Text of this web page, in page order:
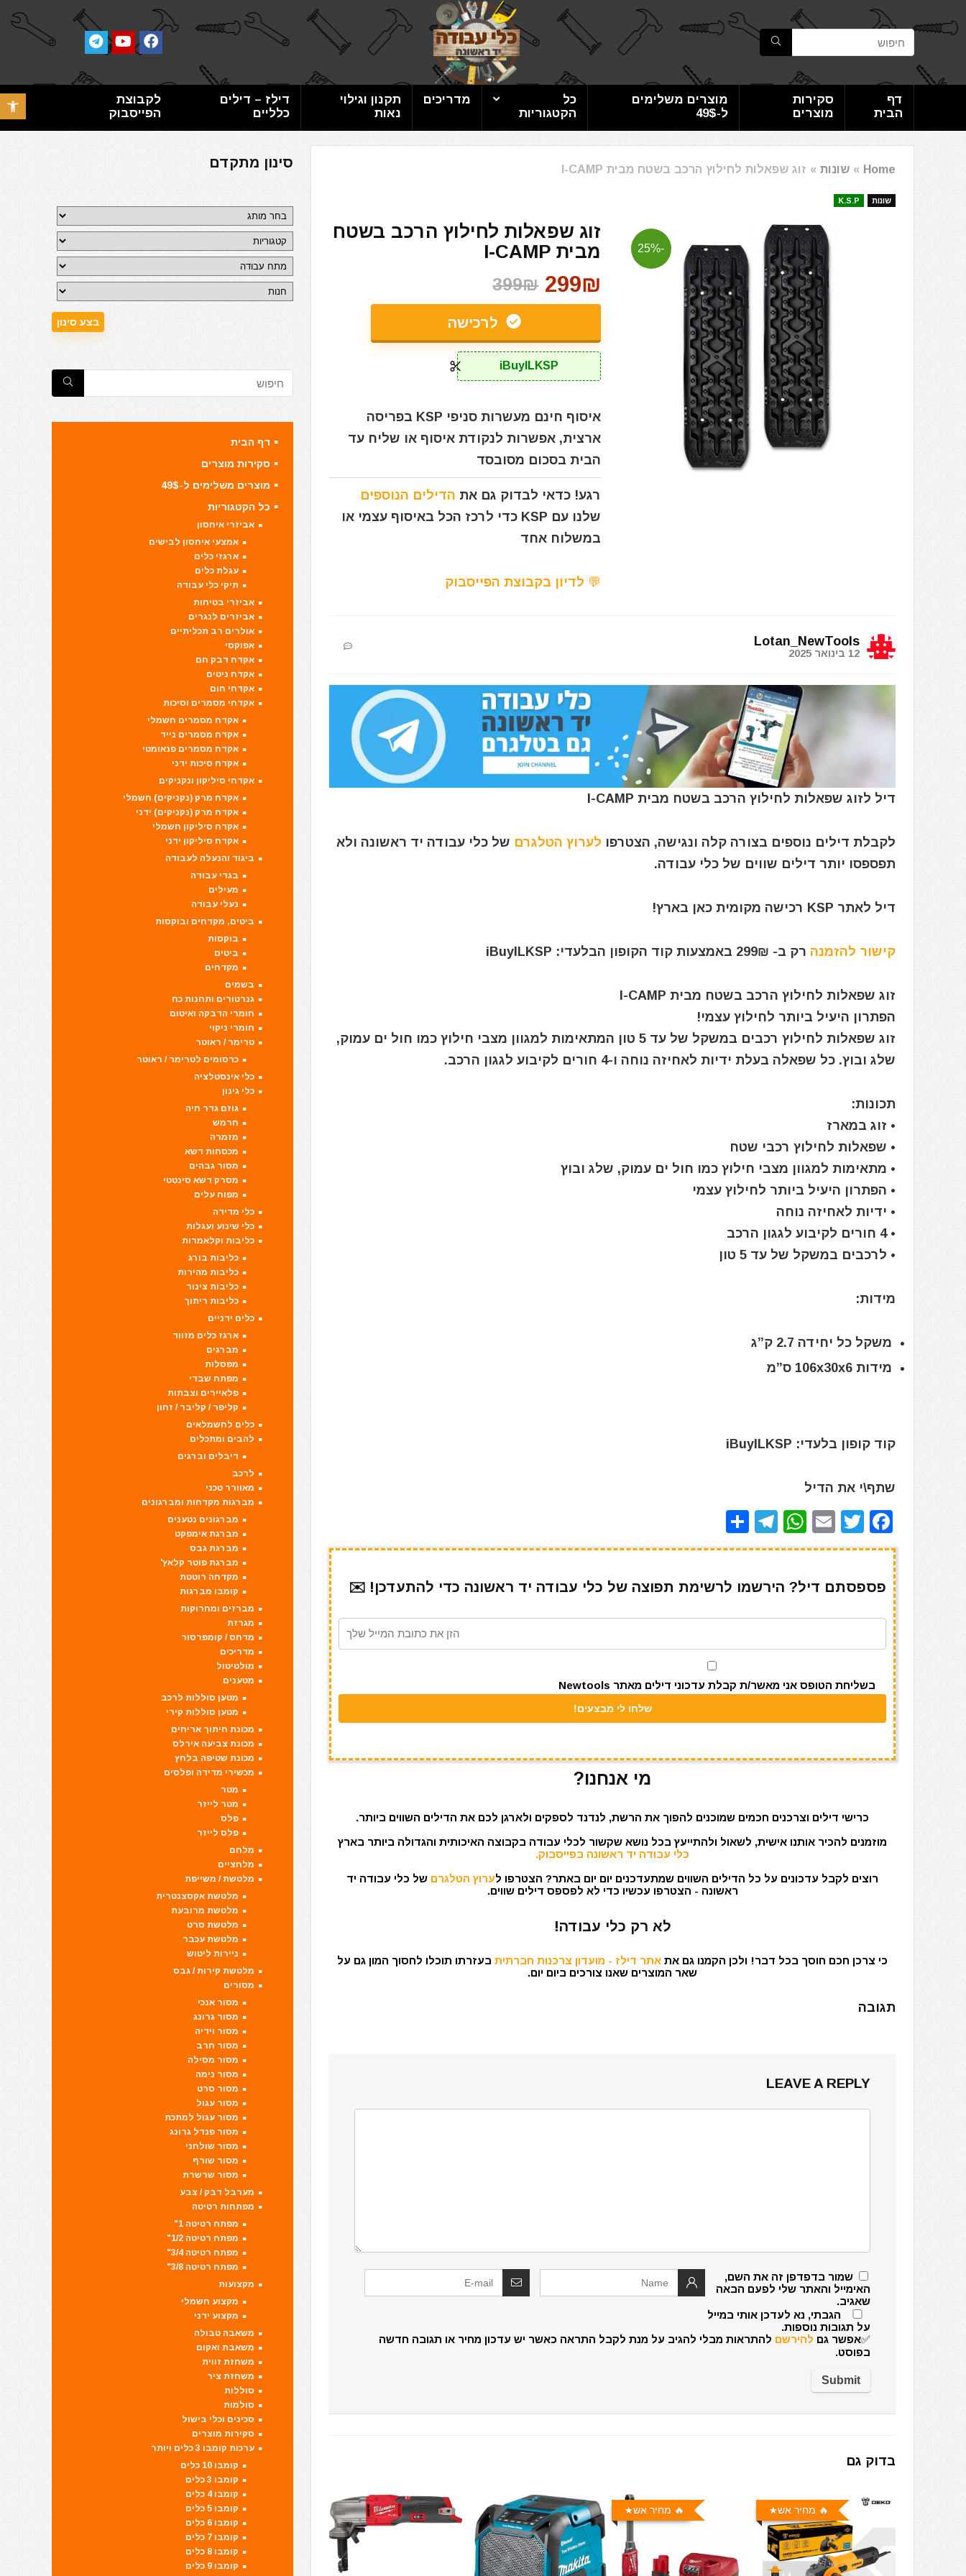
פתח
דף
הבית
סקירות
מוצרים
מוצרים משלימים
ל-49$
כל
הקטגוריות
מדריכים
תקנון וגילוי
נאות
דילז – דילים
כלליים
לקבוצת
הפייסבוק
Home
» שונות » זוג שפאלות לחילוץ הרכב בשטח מבית I-CAMP
שונות K.S.P
-25%
זוג שפאלות לחילוץ הרכב בשטח
מבית I-CAMP
299₪
399₪
לרכישה
iBuyILKSP
איסוף חינם מעשרות סניפי KSP בפריסה
ארצית, אפשרות לנקודת איסוף או שליח עד
הבית בסכום מסובסד
רגע! כדאי לבדוק גם את הדילים הנוספים
שלנו עם KSP כדי לרכז הכל באיסוף עצמי או
במשלוח אחד
💬 לדיון בקבוצת הפייסבוק
Lotan_NewTools
12 בינואר 2025
דיל לזוג שפאלות לחילוץ הרכב בשטח מבית I-CAMP
לקבלת דילים נוספים בצורה קלה ונגישה, הצטרפו לערוץ הטלגרם של כלי עבודה יד ראשונה ולא
תפספסו יותר דילים שווים של כלי עבודה.
דיל לאתר KSP רכישה מקומית כאן בארץ!
קישור להזמנה רק ב- 299₪ באמצעות קוד הקופון הבלעדי: iBuyILKSP
זוג שפאלות לחילוץ הרכב בשטח מבית I-CAMP
הפתרון היעיל ביותר לחילוץ עצמי!
זוג שפאלות לחילוץ רכבים במשקל של עד 5 טון המתאימות למגוון מצבי חילוץ כמו חול ים עמוק,
שלג ובוץ. כל שפאלה בעלת ידיות לאחיזה נוחה ו-4 חורים לקיבוע לגגון הרכב.
תכונות:
• זוג במארז
• שפאלות לחילוץ רכבי שטח
• מתאימות למגוון מצבי חילוץ כמו חול ים עמוק, שלג ובוץ
• הפתרון היעיל ביותר לחילוץ עצמי
• ידיות לאחיזה נוחה
• 4 חורים לקיבוע לגגון הרכב
• לרכבים במשקל של עד 5 טון
מידות:
משקל כל יחידה 2.7 ק”ג
מידות 106x30x6 ס”מ
קוד קופון בלעדי: iBuyILKSP
שתף\י את הדיל
F
a
e
b
k
T
w
te
r
E
m
l
W
h
s
A
T
el
gr
a
h
e
פספסתם דיל? הירשמו לרשימת תפוצה של כלי עבודה יד ראשונה כדי להתעדכן! ✉️
בשליחת הטופס אני מאשר/ת קבלת עדכוני דילים מאתר Newtools
מי אנחנו?
כרישי דילים וצרכנים חכמים שמוכנים להפוך את הרשת, לנדנד לספקים ולארגן לכם את הדילים השווים ביותר.
מוזמנים להכיר אותנו אישית, לשאול ולהתייעץ בכל נושא שקשור לכלי עבודה בקבוצה האיכותית והגדולה ביותר בארץ
כלי עבודה יד ראשונה בפייסבוק.
רוצים לקבל עדכונים על כל הדילים השווים שמתעדכנים יום יום באתר? הצטרפו לערוץ הטלגרם של כלי עבודה יד
ראשונה - הצטרפו עכשיו כדי לא לפספס דילים שווים.
לא רק כלי עבודה!
כי צרכן חכם חוסך בכל דבר! ולכן הקמנו גם את אתר דילז - מועדון צרכנות חברתית בעזרתו תוכלו לחסוך המון גם על
שאר המוצרים שאנו צורכים ביום יום.
תגובה
LEAVE A REPLY
שמור בדפדפן זה את השם,
האימייל והאתר שלי לפעם הבאה
שאגיב.
הגבתי, נא לעדכן אותי במייל
על תגובות נוספות.
✅אפשר גם להירשם להתראות מבלי להגיב על מנת לקבל התראה כאשר יש עדכון מחיר או תגובה חדשה
בפוסט.
בדוק גם
🔥 מחיר אש 🔥 מחיר אש
סינון מתקדם
דף הבית
סקירות מוצרים
מוצרים משלימים ל-49$
כל הקטגוריות
אביזרי איחסון
אמצעי איחסון לבישים
ארגזי כלים
עגלת כלים
תיקי כלי עבודה
אביזרי בטיחות
אביזרים לנגרים
אולרים רב תכליתיים
אפוקסי
אקדח דבק חם
אקדח ניטים
אקדחי חום
אקדחי מסמרים וסיכות
אקדח מסמרים חשמלי
אקדח מסמרים נייד
אקדח מסמרים פנאומטי
אקדח סיכות ידני
אקדחי סיליקון ונקניקים
אקדח מרק (נקניקים) חשמלי
אקדח מרק (נקניקים) ידני
אקדח סיליקון חשמלי
אקדח סיליקון ידני
ביגוד והנעלה לעבודה
בגדי עבודה
מעילים
נעלי עבודה
ביטים, מקדחים ובוקסות
בוקסות
ביטים
מקדחים
בשמים
גנרטורים ותחנות כח
חומרי הדבקה ואיטום
חומרי ניקוי
טרימר / ראוטר
כרסומים לטרימר / ראוטר
כלי אינסטלציה
כלי גינון
גוזם גדר חיה
חרמש
מזמרה
מכסחות דשא
מסור גבהים
מסרק דשא סינטטי
מפוח עלים
כלי מדידה
כלי שינוע ועגלות
כליבות וקלאמרות
כליבות בורג
כליבות מהירות
כליבות צינור
כליבות ריתוך
כלים ידניים
ארגז כלים מזווד
מברגים
מפסלות
מפתח שבדי
פלאיירים וצבתות
קליפר / קליבר / זחון
כלים לחשמלאים
להבים ומתכלים
דיבלים וברגים
לרכב
מאוורר טכני
מברגות מקדחות ומברגונים
מברגונים נטענים
מברגת אימפקט
מברגת גבס
מברגת פוטר קלאץ'
מקדחה רוטטת
קומבו מברגות
מברזים ומחרוקות
מגרזת
מדחס / קומפרסור
מדריכים
מולטיטול
מטענים
מטען סוללות לרכב
מטען סוללות קירי
מכונת חיתוך אריחים
מכונת צביעה אירלס
מכונת שטיפה בלחץ
מכשירי מדידה ופלסים
מטר
מטר לייזר
פלס
פלס לייזר
מלחם
מלחציים
מלטשת / משייפת
מלטשת אקסצנטרית
מלטשת מרובעת
מלטשת סרט
מלטשת עכבר
ניירות ליטוש
מלטשת קירות / גבס
מסורים
מסור אנכי
מסור גרונג
מסור וידיה
מסור חרב
מסור מסילה
מסור נימה
מסור סרט
מסור עגול
מסור עגול למתכת
מסור פנדל גרונג
מסור שולחני
מסור שורף
מסור שרשרת
מערבל דבק / צבע
מפתחות רטיטה
מפתח רטיטה 1"
מפתח רטיטה 1/2"
מפתח רטיטה 3/4"
מפתח רטיטה 3/8"
מקצועות
מקצוע חשמלי
מקצוע ידני
משאבה טבולה
משאבת ואקום
משחזת זווית
משחזת ציר
סוללות
סולמות
סכינים וכלי בישול
סקירות מוצרים
ערכות קומבו 3 כלים ויותר
קומבו 10 כלים
קומבו 3 כלים
קומבו 4 כלים
קומבו 5 כלים
קומבו 6 כלים
קומבו 7 כלים
קומבו 8 כלים
קומבו 9 כלים